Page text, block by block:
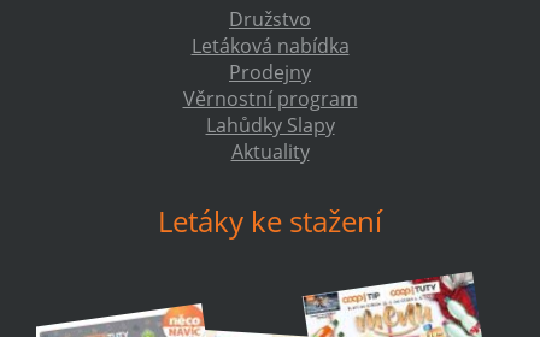
Družstvo
Letáková nabídka
Prodejny
Věrnostní program
Lahůdky Slapy
Aktuality
Letáky ke stažení